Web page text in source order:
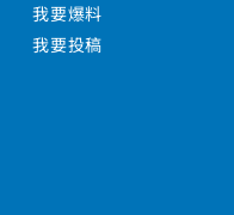
我要爆料
我要投稿